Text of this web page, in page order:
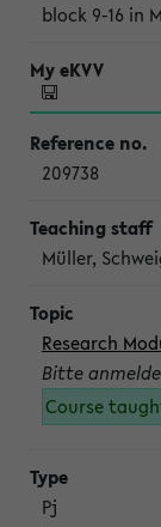
block 9-16 in
209738
Müller,
Research
Bitte
Course
Pj